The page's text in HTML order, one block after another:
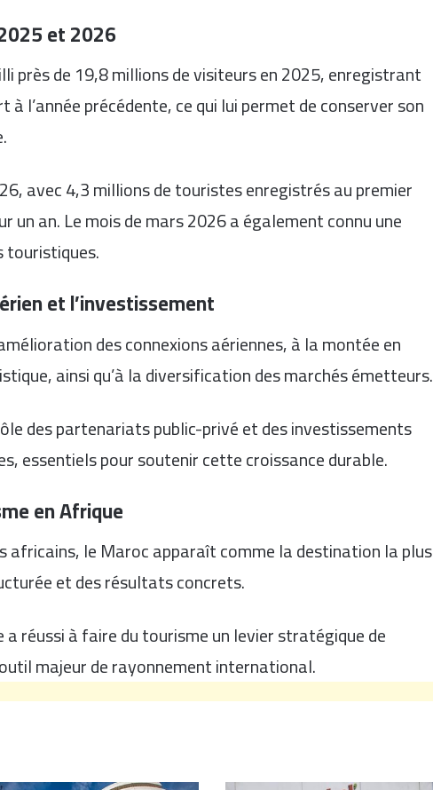
et 2026
près de 19,8 millions de visiteurs en 2025, enregistrant
à l’année précédente, ce qui lui permet de conserver son
avec 4,3 millions de touristes enregistrés au premier
un an. Le mois de mars 2026 a également connu une
touristiques.
et l’investissement
des connexions aériennes, à la montée en
ainsi qu’à la diversification des marchés émetteurs.
des partenariats public-privé et des investissements
essentiels pour soutenir cette croissance durable.
en Afrique
africains, le Maroc apparaît comme la destination la plus
et des résultats concrets.
réussi à faire du tourisme un levier stratégique de
majeur de rayonnement international.